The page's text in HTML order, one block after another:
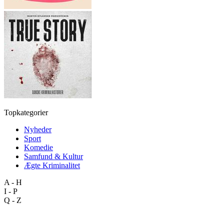
Topkategorier
Nyheder
Sport
Komedie
Samfund & Kultur
Ægte Kriminalitet
A - H
I - P
Q - Z